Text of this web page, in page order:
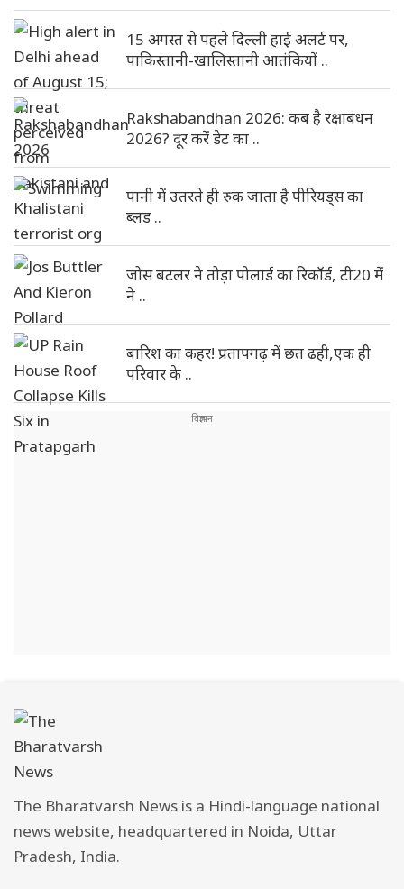
15 अगस्त से पहले दिल्ली हाई अलर्ट पर,
पाकिस्तानी-खालिस्तानी आतंकियों ..
Rakshabandhan 2026: कब है रक्षाबंधन
2026? दूर करें डेट का ..
पानी में उतरते ही रुक जाता है पीरियड्स का
ब्लड ..
जोस बटलर ने तोड़ा पोलार्ड का रिकॉर्ड, टी20 में
ने ..
बारिश का कहर! प्रतापगढ़ में छत ढही,एक ही
परिवार के ..
The Bharatvarsh News is a Hindi-language national
news website, headquartered in Noida, Uttar
Pradesh, India.